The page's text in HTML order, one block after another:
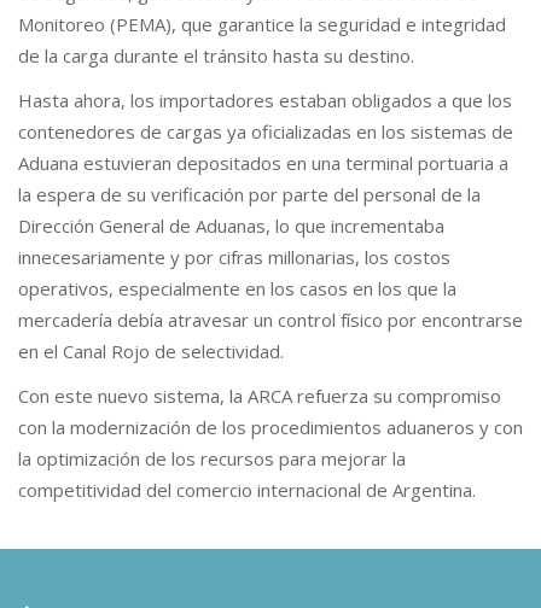
Monitoreo (PEMA), que garantice la seguridad e integridad
de la carga durante el tránsito hasta su destino.
Hasta ahora, los importadores estaban obligados a que los
contenedores de cargas ya oficializadas en los sistemas de
Aduana estuvieran depositados en una terminal portuaria a
la espera de su verificación por parte del personal de la
Dirección General de Aduanas, lo que incrementaba
innecesariamente y por cifras millonarias, los costos
operativos, especialmente en los casos en los que la
mercadería debía atravesar un control físico por encontrarse
en el Canal Rojo de selectividad.
Con este nuevo sistema, la ARCA refuerza su compromiso
con la modernización de los procedimientos aduaneros y con
la optimización de los recursos para mejorar la
competitividad del comercio internacional de Argentina.
.